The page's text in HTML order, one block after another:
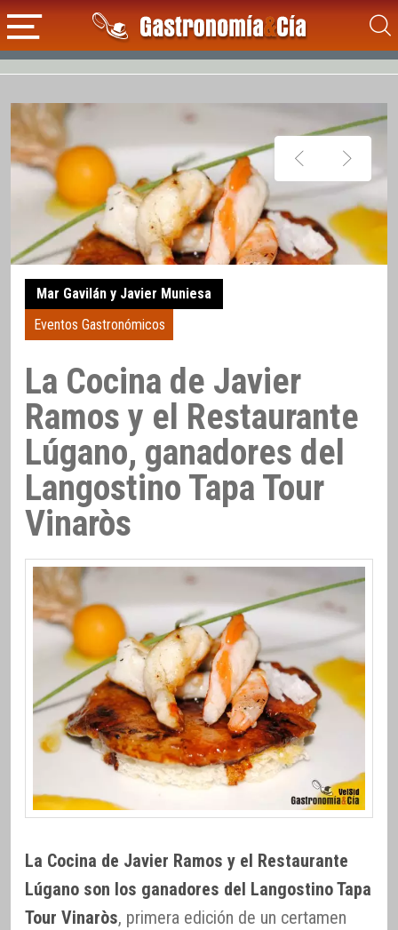
Mar Gavilán y Javier Muniesa
Eventos Gastronómicos
La Cocina de Javier
Ramos y el Restaurante
Lúgano, ganadores del
Langostino Tapa Tour
Vinaròs
La Cocina de Javier Ramos y el Restaurante
Lúgano son los ganadores del Langostino Tapa
Tour Vinaròs, primera edición de un certamen